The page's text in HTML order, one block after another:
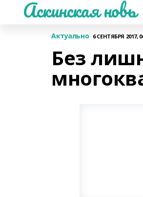
Аскинская новь
Актуально 6 СЕНТЯБРЯ 2017,
Без